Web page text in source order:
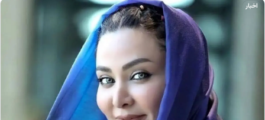
اخبار